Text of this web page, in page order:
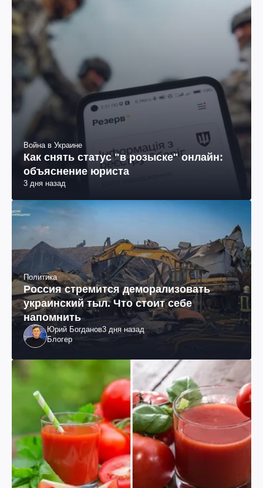
Война в Украине
Как снять статус "в розыске" онлайн:
объяснение юриста
3 дня назад
Политика
Россия стремится деморализовать
украинский тыл. Что стоит себе
напомнить
Юрий Богданов3 дня назад
Блогер